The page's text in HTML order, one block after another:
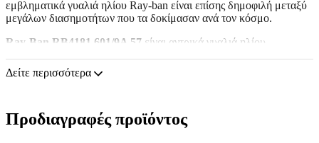
εμβληματικά γυαλιά ηλίου Ray-ban είναι επίσης δημοφιλή μεταξύ
μεγάλων διασημοτήτων που τα δοκίμασαν ανά τον κόσμο.
Ray-Ban RB4181 601/9A 57 είναι αντρικά γυαλιά ηλίου.
Δείτε πώς φαίνονται πάνω σας αυτά τα γυαλιά ηλίου με τη
λειτουργία του Εικονικού καθρέφτη του Lentiamo.
Το μαύρο χρώμα του σκελετού ταιριάζει απόλυτα με το
Δείτε περισσότερα
Προδιαγραφές προϊόντος